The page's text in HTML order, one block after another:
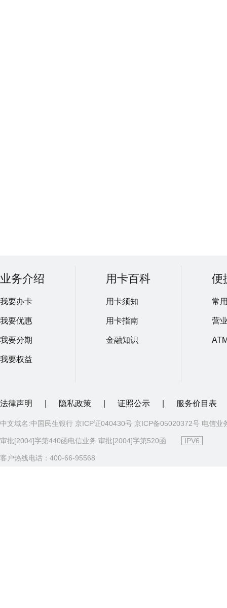
业务介绍
我要办卡
我要优惠
我要分期
我要权益
用卡百科
用卡须知
用卡指南
金融知识
便
常
营
法律声明 隐私政策 证照公示 服务价目表
中文域名:中国民生银行 京ICP证040430号 京ICP备05020372号 电信业
审批[2004]字第440函电信业务 审批[2004]字第520函 IPV6
客户热线电话：400-66-95568